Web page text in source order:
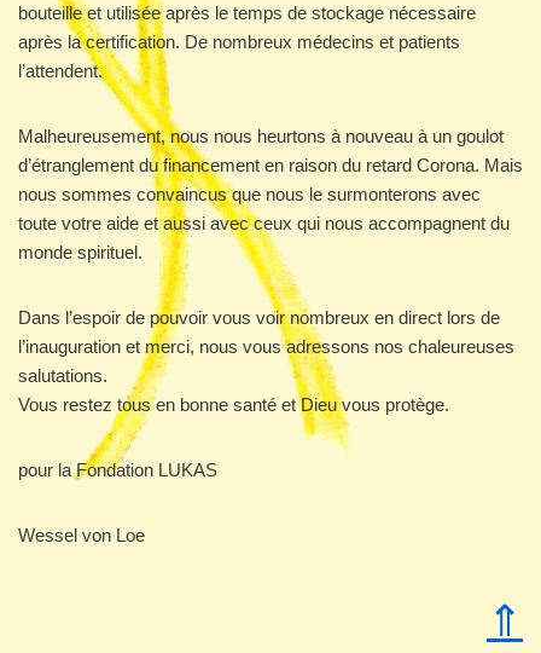
bouteille et utilisée après le temps de stockage nécessaire
après la certification. De nombreux médecins et patients
l’attendent.
Malheureusement, nous nous heurtons à nouveau à un goulot
d’étranglement du financement en raison du retard Corona. Mais
nous sommes convaincus que nous le surmonterons avec
toute votre aide et aussi avec ceux qui nous accompagnent du
monde spirituel.
Dans l’espoir de pouvoir vous voir nombreux en direct lors de
l’inauguration et merci, nous vous adressons nos chaleureuses
salutations.
Vous restez tous en bonne santé et Dieu vous protège.
pour la Fondation LUKAS
Wessel von Loe
⇑